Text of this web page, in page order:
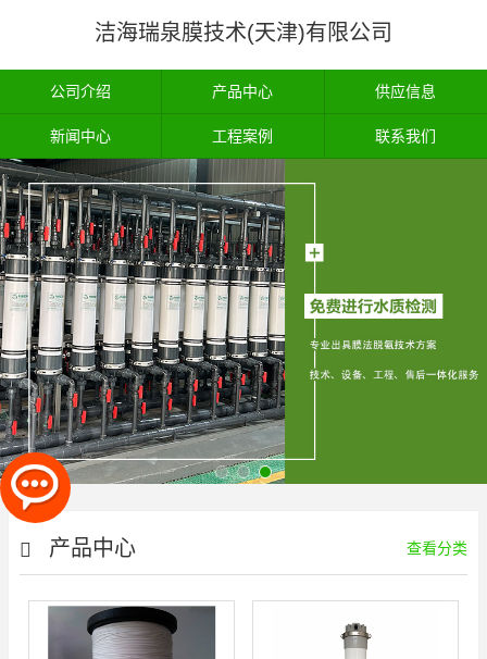
洁海瑞泉膜技术(天津)有限公司
公司介绍 产品中心 供应信息
新闻中心 工程案例 联系我们
产品中心 查看分类